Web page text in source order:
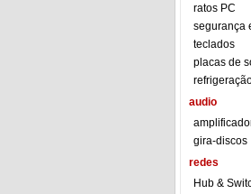
ratos PC
segurança
teclados
placas de
audio
gira-discos
redes
Hub &